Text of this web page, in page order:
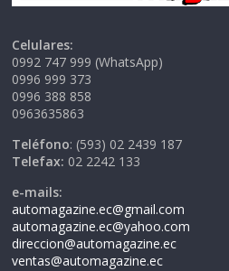
Celulares:
0992 747 999 (WhatsApp)
0996 999 373
0996 388 858
0963635863
Teléfono: (593) 02 2439 187
Telefax: 02 2242 133
e-mails:
automagazine.ec@gmail.com
automagazine.ec@yahoo.com
direccion@automagazine.ec
ventas@automagazine.ec